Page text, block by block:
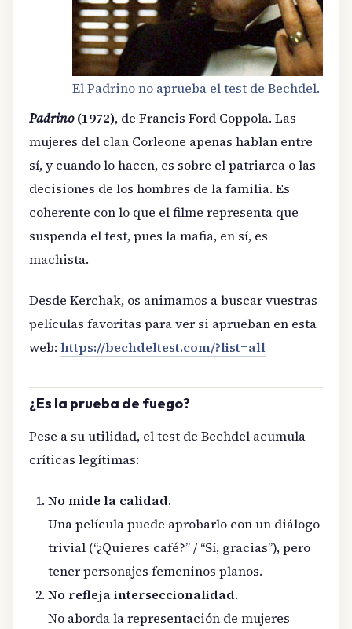
El Padrino no aprueba el test de Bechdel.
Padrino(1972), de Francis Ford Coppola. Las
mujeres del clan Corleone apenas hablan entre
sí, y cuando lo hacen, es sobre el patriarca o las
decisiones de los hombres de la familia. Es
coherente con lo que el filme representa que
suspenda el test, pues la mafia, en sí, es
machista.
Desde Kerchak, os animamos a buscar vuestras
películas favoritas para ver si aprueban en esta
web: https://bechdeltest.com/?list=all
¿Es la prueba de fuego?
Pese a su utilidad, el test de Bechdel acumula
críticas legítimas:
No mide la calidad.
Una película puede aprobarlo con un diálogo
trivial (“¿Quieres café?” / “Sí, gracias”), pero
tener personajes femeninos planos.
No refleja interseccionalidad.
No aborda la representación de mujeres